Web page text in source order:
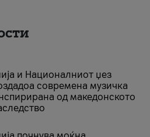
и Националниот џез
современа музичка
од македонското